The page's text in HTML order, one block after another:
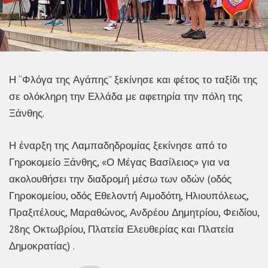
Η “Φλόγα της Αγάπης” ξεκίνησε και φέτος το ταξίδι της
σε ολόκληρη την Ελλάδα με αφετηρία την πόλη της
Ξάνθης.
Η έναρξη της Λαμπαδηδρομίας ξεκίνησε από το
Γηροκομείο Ξάνθης, «Ο Μέγας Βασίλειος» για να
ακολουθήσει την διαδρομή μέσω των οδών (οδός
Γηροκομείου, οδός Εθελοντή Αιμοδότη, Ηλιουπόλεως,
Πραξιτέλους, Μαραθώνος, Ανδρέου Δημητρίου, Φειδίου,
28ης Οκτωβρίου, Πλατεία Ελευθερίας και Πλατεία
Δημοκρατίας) .